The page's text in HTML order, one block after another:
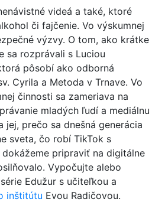
videá a také, ktoré
či fajčenie. Vo výskumnej
výzvy. O tom, ako krátke
sa rozprávali s Luciou
pôsobí ako odborná
Cyrila a Metoda v Trnave. Vo
činnosti sa zameriava na
mladých ľudí a mediálnu
jej, prečo sa dnešná generácia
sveta, čo robí TikTok s
pripraviť na digitálne
Vypočujte alebo
Edužur s učiteľkou a
inštitútu Evou Radičovou.